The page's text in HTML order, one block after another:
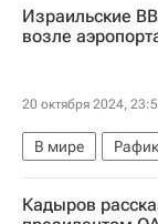
Израильские
возле
20 октября 2024,
В мире
Кадыров